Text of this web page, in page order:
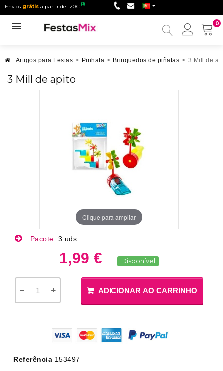
Envios grátis a partir de 120€
0
Minha
Artigos para Festas > Pinhata > Brinquedos de piñatas > 3 Mill de
3 Mill de apito
Clique para ampliar
Pacote: 3 uds
1,99 € Disponível
ADICIONAR AO CARRINHO
Referência 153497